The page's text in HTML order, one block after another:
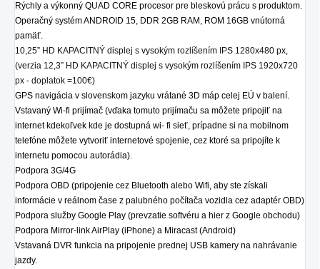
Rýchly a výkonný QUAD CORE procesor pre bleskovú prácu s produktom.
Operačný systém ANDROID 15, DDR 2GB RAM, ROM 16GB vnútorná
pamäť.
10,25” HD KAPACITNÝ displej s vysokým rozlíšením IPS 1280x480 px,
(verzia 12,3” HD KAPACITNÝ displej s vysokým rozlíšením IPS 1920x720
px - doplatok =100€)
GPS navigácia v slovenskom jazyku vrátané 3D máp celej EÚ v balení.
Vstavaný Wi-fi prijímač (vďaka tomuto prijímaču sa môžete pripojiť na
internet kdekoľvek kde je dostupná wi- fi sieť, prípadne si na mobilnom
telefóne môžete vytvoriť internetové spojenie, cez ktoré sa pripojíte k
internetu pomocou autorádia).
Podpora 3G/4G
Podpora OBD (pripojenie cez Bluetooth alebo Wifi, aby ste získali
informácie v reálnom čase z palubného počítača vozidla cez adaptér OBD)
Podpora služby Google Play (prevzatie softvéru a hier z Google obchodu)
Podpora Mirror-link AirPlay (iPhone) a Miracast (Android)
Vstavaná DVR funkcia na pripojenie prednej USB kamery na nahrávanie
jazdy.